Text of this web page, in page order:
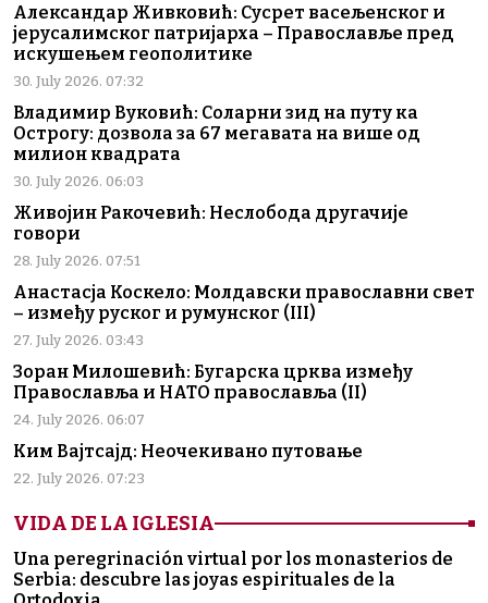
Александар Живковић: Сусрет васељенског и
јерусалимског патријарха – Православље пред
искушењем геополитике
30. July 2026. 07:32
Владимир Вуковић: Соларни зид на путу ка
Острогу: дозвола за 67 мегавата на више од
милион квадрата
30. July 2026. 06:03
Живојин Ракочевић: Неслобода другачије
говори
28. July 2026. 07:51
Анастасја Коскело: Молдавски православни свет
– између руског и румунског (III)
27. July 2026. 03:43
Зоран Милошевић: Бугарска црква између
Православља и НАТО православља (II)
24. July 2026. 06:07
Ким Вајтсајд: Неочекивано путовање
22. July 2026. 07:23
VIDA DE LA IGLESIA
Una peregrinación virtual por los monasterios de
Serbia: descubre las joyas espirituales de la